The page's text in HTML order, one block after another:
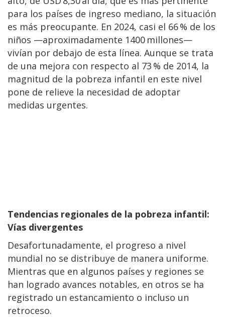
para los países de ingreso mediano, la situación
es más preocupante. En 2024, casi el 66 % de los
niños —aproximadamente 1400 millones—
vivían por debajo de esta línea. Aunque se trata
de una mejora con respecto al 73 % de 2014, la
magnitud de la pobreza infantil en este nivel
pone de relieve la necesidad de adoptar
medidas urgentes.
Tendencias regionales de la pobreza infantil:
Vías divergentes
Desafortunadamente, el progreso a nivel
mundial no se distribuye de manera uniforme.
Mientras que en algunos países y regiones se
han logrado avances notables, en otros se ha
registrado un estancamiento o incluso un
retroceso.